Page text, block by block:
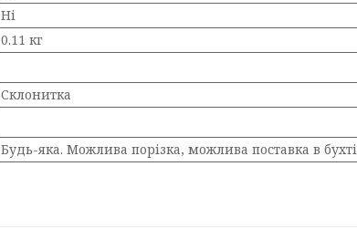
Ні
0.11 кг
Склонитка
Будь-яка. Можлива порізка, можлива поставка в бухті